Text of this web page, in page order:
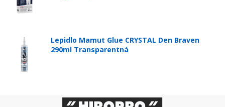
Lepidlo Mamut Glue CRYSTAL Den Braven
290ml Transparentná